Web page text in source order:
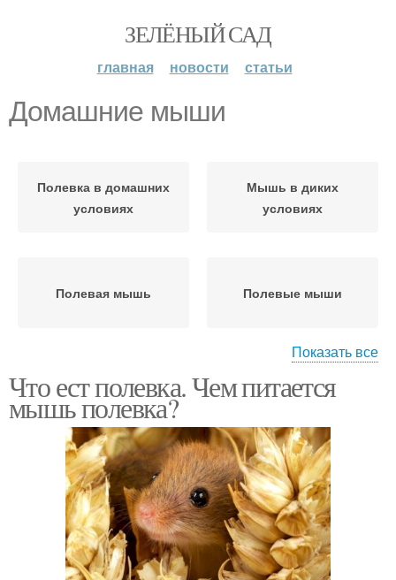
ЗЕЛЁНЫЙ САД
главная новости статьи
Домашние мыши
Полевка в домашних
условиях
Мышь в диких
условиях
Полевая мышь Полевые мыши
Игольчатая мышь Мышь в лесу
Мышь в доме Лесная мышь
Показать все
Что ест полевка. Чем питается
мышь полевка?